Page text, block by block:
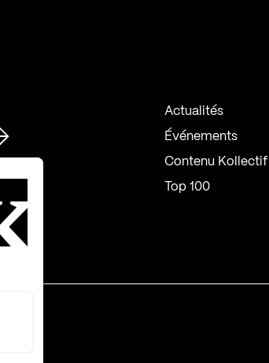
Actualités
Événements
Contenu Kollectif
Top 100